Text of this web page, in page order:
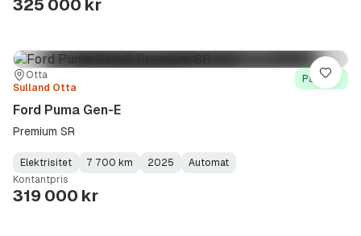
325 000 kr
Sted:
Otta
Forhandler:
Sulland Otta
På lager
Ford Puma Gen-E
Premium SR
Fuel
Type:
Elektrisitet
Kilometerstand:
7 700 km
Model
Year:
2025
Gearbox
Type:
Automat
Kontantpris
319 000 kr
Lagre